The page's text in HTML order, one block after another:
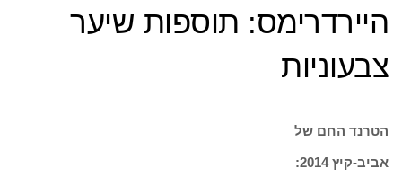
היירדרימס: תוספות שיער
צבעוניות
הטרנד החם של
אביב-קיץ 2014: